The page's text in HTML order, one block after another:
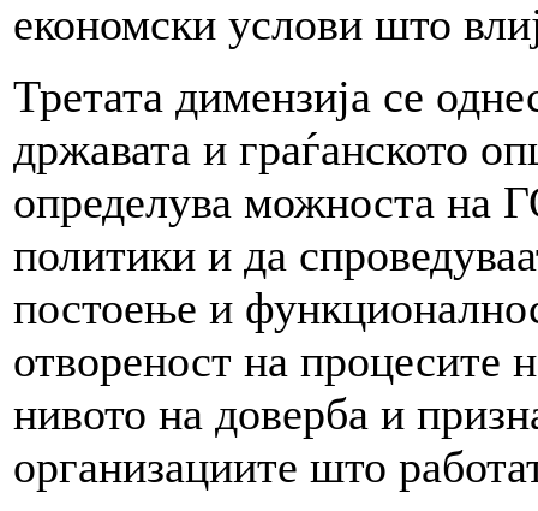
економски услови што
Третата димензија се
државата и граѓанското
определува можноста на
политики и да
постоење и
отвореност на процесите
нивото на доверба и
организациите што